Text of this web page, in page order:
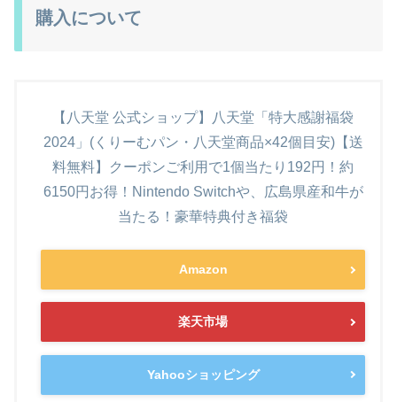
購入について
【八天堂 公式ショップ】八天堂「特大感謝福袋
2024」(くりーむパン・八天堂商品×42個目安)【送
料無料】クーポンご利用で1個当たり192円！約
6150円お得！Nintendo Switchや、広島県産和牛が
当たる！豪華特典付き福袋
Amazon
楽天市場
Yahooショッピング